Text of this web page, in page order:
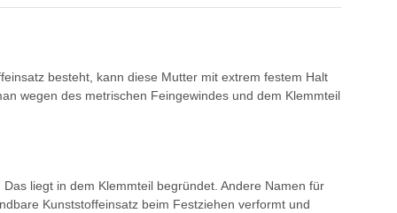
besteht, kann diese Mutter mit extrem festem Halt
wegen des metrischen Feingewindes und dem Klemmteil
liegt in dem Klemmteil begründet. Andere Namen für
Kunststoffeinsatz beim Festziehen verformt und